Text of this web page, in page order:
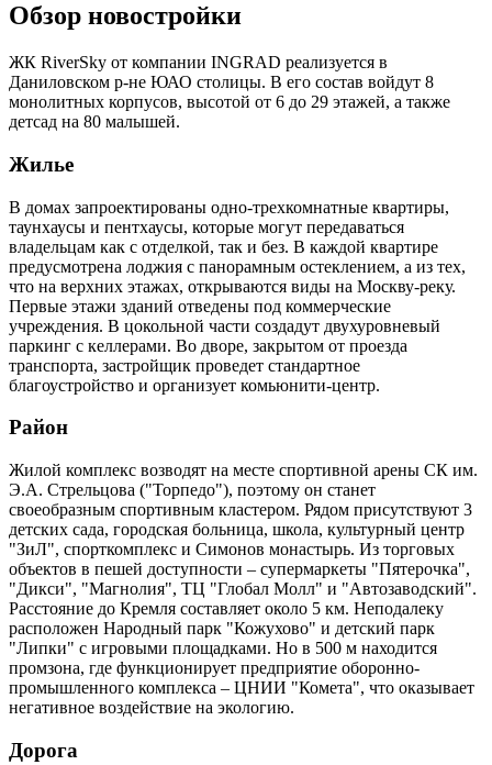
Обзор новостройки
ЖК RiverSky от компании INGRAD реализуется в
Даниловском р-не ЮАО столицы. В его состав войдут 8
монолитных корпусов, высотой от 6 до 29 этажей, а также
детсад на 80 малышей.
Жилье
В домах запроектированы одно-трехкомнатные квартиры,
таунхаусы и пентхаусы, которые могут передаваться
владельцам как с отделкой, так и без. В каждой квартире
предусмотрена лоджия с панорамным остеклением, а из тех,
что на верхних этажах, открываются виды на Москву-реку.
Первые этажи зданий отведены под коммерческие
учреждения. В цокольной части создадут двухуровневый
паркинг с келлерами. Во дворе, закрытом от проезда
транспорта, застройщик проведет стандартное
благоустройство и организует комьюнити-центр.
Район
Жилой комплекс возводят на месте спортивной арены СК им.
Э.А. Стрельцова ("Торпедо"), поэтому он станет
своеобразным спортивным кластером. Рядом присутствуют 3
детских сада, городская больница, школа, культурный центр
"ЗиЛ", спорткомплекс и Симонов монастырь. Из торговых
объектов в пешей доступности – супермаркеты "Пятерочка",
"Дикси", "Магнолия", ТЦ "Глобал Молл" и "Автозаводский".
Расстояние до Кремля составляет около 5 км. Неподалеку
расположен Народный парк "Кожухово" и детский парк
"Липки" с игровыми площадками. Но в 500 м находится
промзона, где функционирует предприятие оборонно-
промышленного комплекса – ЦНИИ "Комета", что оказывает
негативное воздействие на экологию.
Дорога